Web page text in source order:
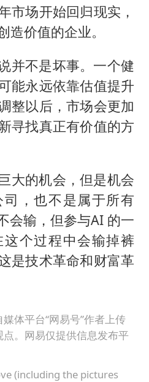
市场开始回归现实，
造价值的企业。
并不是坏事。一个健
能永远依靠估值提升
整以后，市场会更加
寻找真正有价值的方
大的机会，但是机会
，也不是属于所有
会输，但参与AI 的一
个过程中会输掉裤
是技术革命和财富革
体平台“网易号”作者上传
。网易仅提供信息发布平
(including the pictures